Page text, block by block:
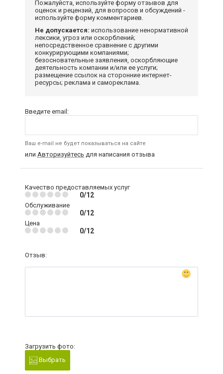
Пожалуйста, используйте форму отзывов для
оценок и рецензий, для вопросов и обсуждений -
используйте форму комментариев.
Не допускается: использование ненормативной
лексики, угроз или оскорблений;
непосредственное сравнение с другими
конкурирующими компаниями;
безосновательные заявления, оскорбляющие
деятельность компании и/или ее услуги;
размещение ссылок на сторонние интернет-
ресурсы; реклама и самореклама.
Введите email:
Ваш e-mail не будет показываться на сайте
или Авторизуйтесь для написания отзыва
Качество предоставляемых услуг
0/12
Обслуживание
0/12
Цена
0/12
Отзыв:
Загрузить фото:
Выбрать